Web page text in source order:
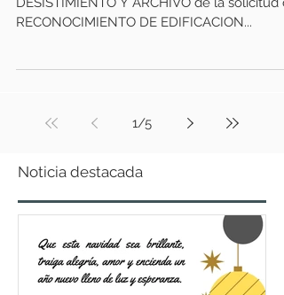
RECONOCIMIENTO DE EDIFICACION...
1/5
Noticia destacada